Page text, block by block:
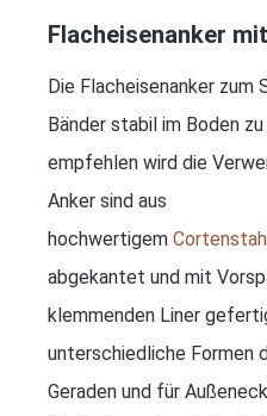
Flacheisenanker
Die Flacheisenanker zum
Bänder stabil im Boden
empfehlen wird die
Anker sind aus
hochwertigem
abgekantet und mit
klemmenden Liner
unterschiedliche Formen
Geraden und für